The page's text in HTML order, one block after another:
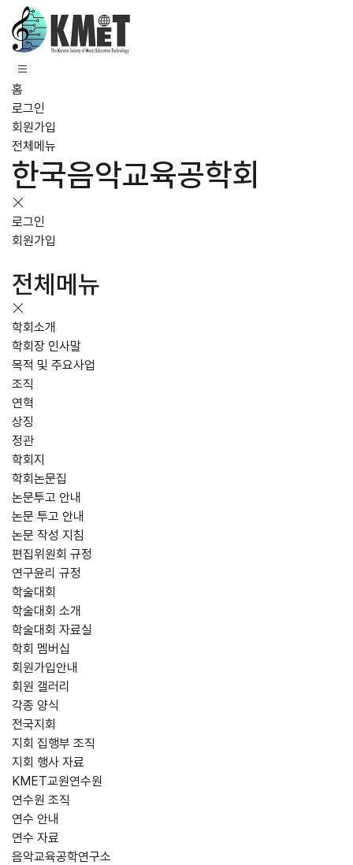
홈
로그인
회원가입
전체메뉴
한국음악교육공학회
로그인
회원가입
전체메뉴
학회소개
학회장 인사말
목적 및 주요사업
조직
연혁
상징
정관
학회지
학회논문집
논문투고 안내
논문 투고 안내
논문 작성 지침
편집위원회 규정
연구윤리 규정
학술대회
학술대회 소개
학술대회 자료실
학회 멤버십
회원가입안내
회원 갤러리
각종 양식
전국지회
지회 집행부 조직
지회 행사 자료
KMET교원연수원
연수원 조직
연수 안내
연수 자료
음악교육공학연구소